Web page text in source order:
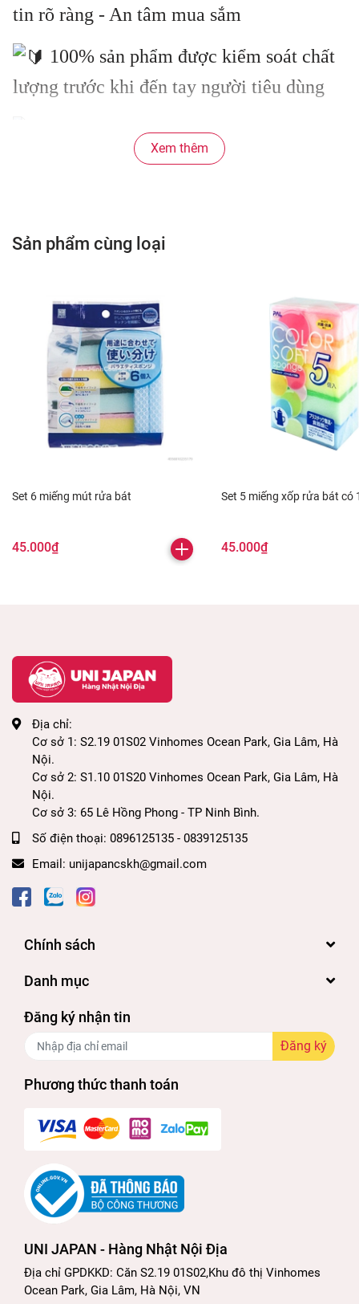
tin rõ ràng - An tâm mua sắm
100% sản phẩm được kiểm soát chất
lượng trước khi đến tay người tiêu dùng
Tư vấn chuyên nghiệp, tận tâm, hỗ
trợ mọi thắc mắc
21 ngày
Hotline : 0896.125.135
CH1 : S2.19 Vinhomes Ocean Park- Gia
Lâm- Hà Nội
CH2 : S1.10 Vinhomes Ocean Park- Gia
CH3: 65 Lê Hồng Phong - Tp. Ninh
Xem thêm
Sản phẩm cùng loại
Set 6 miếng mút rửa bát
45.000₫
Set 5 miếng xốp rửa bát có
45.000₫
Địa chỉ:
Cơ sở 1: S2.19 01S02 Vinhomes Ocean Park, Gia Lâm, Hà
Nội.
Cơ sở 2: S1.10 01S20 Vinhomes Ocean Park, Gia Lâm, Hà
Nội.
Cơ sở 3: 65 Lê Hồng Phong - TP Ninh Bình.
Số điện thoại: 0896125135 - 0839125135
Email: unijapancskh@gmail.com
Chính sách
Danh mục
Đăng ký nhận tin
Đăng ký
Phương thức thanh toán
UNI JAPAN - Hàng Nhật Nội Địa
Địa chỉ GPDKKD: Căn S2.19 01S02,Khu đô thị Vinhomes
Ocean Park, Gia Lâm, Hà Nội, VN